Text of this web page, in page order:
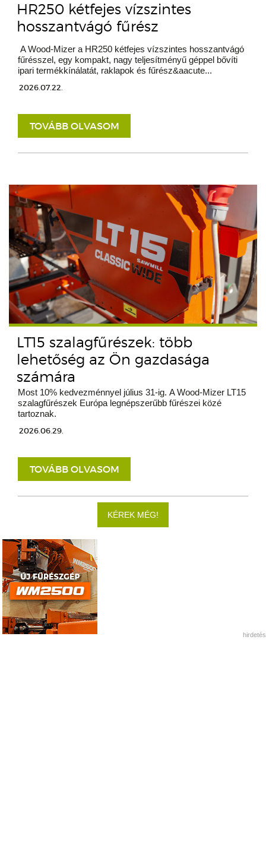
HR250 kétfejes vízszintes
hosszantvágó fűrész
A Wood-Mizer a HR250 kétfejes vízszintes hosszantvágó
fűrésszel, egy kompakt, nagy teljesítményű géppel bővíti
ipari termékkínálatát, raklapok és fűrész&aacute...
2026.07.22.
TOVÁBB OLVASOM
LT15 szalagfűrészek: több
lehetőség az Ön gazdasága
számára
Most 10% kedvezménnyel július 31-ig. A Wood-Mizer LT15
szalagfűrészek Európa legnépszerűbb fűrészei közé
tartoznak.
2026.06.29.
TOVÁBB OLVASOM
KÉREK MÉG!
hirdetés